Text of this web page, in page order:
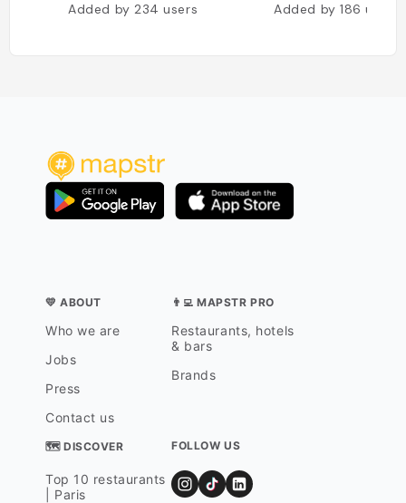
Added by 234users Added by186users
💛 ABOUT
Who we are
Jobs
Press
Contact us
👨‍💻 MAPSTR PRO
Restaurants, hotels
& bars
Brands
🗺 DISCOVER
Top 10 restaurants
| Paris
FOLLOW US